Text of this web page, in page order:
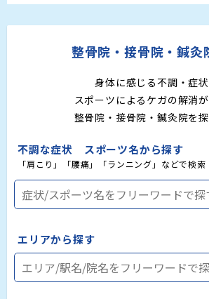
整骨院・接骨院・鍼灸
身体に感じる不調・症状
スポーツによるケガの解消
整骨院・接骨院・鍼灸院を
不調な症状 スポーツ名から探す
「肩こり」「腰痛」「ランニング」などで検索
エリアから探す